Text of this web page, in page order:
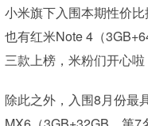
小米旗下入围本期性价
也有红米Note 4（
三款上榜，米粉们开心啦
除此之外，入围8月份最